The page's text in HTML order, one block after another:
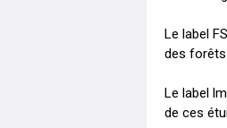
Le label
des
Le label
de ces